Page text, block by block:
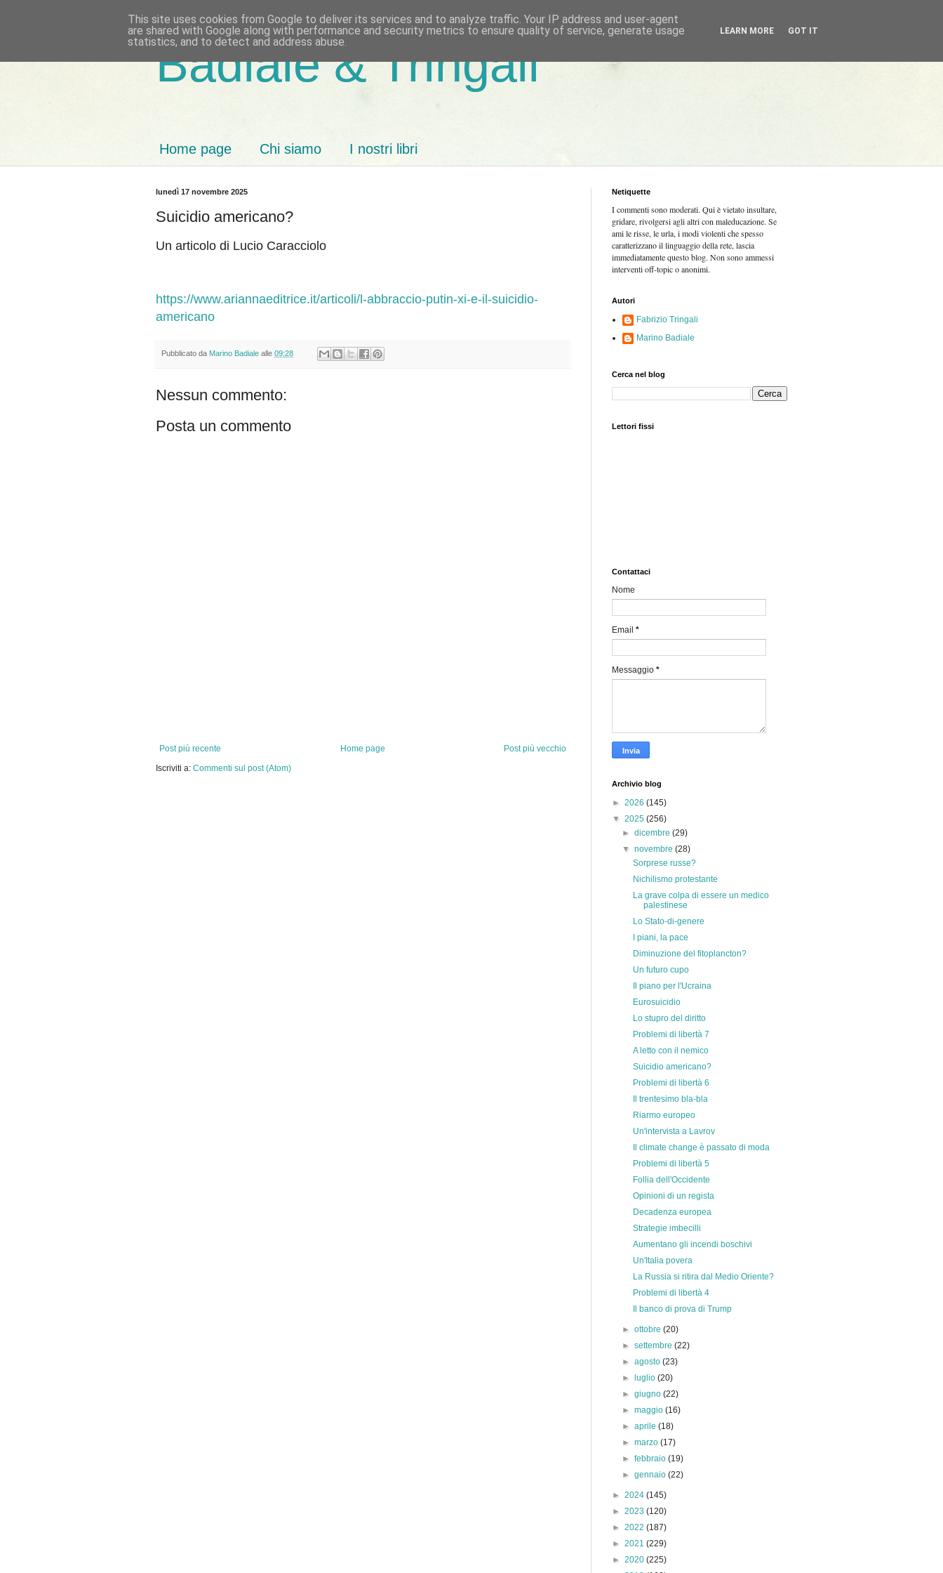
Badiale & Tringali
Home page Chi siamo I nostri libri
lunedì 17 novembre 2025
Suicidio americano?
Un articolo di Lucio Caracciolo
https://www.ariannaeditrice.it/articoli/l-abbraccio-putin-xi-e-il-suicidio-
americano
Pubblicato da Marino Badiale alle 09:28
Nessun commento:
Posta un commento
Post più recente Post più vecchio
Home page
Iscriviti a: Commenti sul post (Atom)
Netiquette
I commenti sono moderati. Qui è vietato insultare,
gridare, rivolgersi agli altri con maleducazione. Se
ami le risse, le urla, i modi violenti che spesso
caratterizzano il linguaggio della rete, lascia
immediatamente questo blog. Non sono ammessi
interventi off-topic o anonimi.
Autori
Fabrizio Tringali
Marino Badiale
Cerca nel blog
Lettori fissi
Contattaci
Nome
Email *
Messaggio *
Archivio blog
► 2026 (145)
▼ 2025 (256)
►dicembre(29)
▼novembre(28)
Sorprese russe?
Nichilismo protestante
La grave colpa di essere un medico
palestinese
Lo Stato-di-genere
I piani, la pace
Diminuzione del fitoplancton?
Un futuro cupo
Il piano per l'Ucraina
Eurosuicidio
Lo stupro del diritto
Problemi di libertà 7
A letto con il nemico
Suicidio americano?
Problemi di libertà 6
Il trentesimo bla-bla
Riarmo europeo
Un'intervista a Lavrov
Il climate change è passato di moda
Problemi di libertà 5
Follia dell'Occidente
Opinioni di un regista
Decadenza europea
Strategie imbecilli
Aumentano gli incendi boschivi
Un'Italia povera
La Russia si ritira dal Medio Oriente?
Problemi di libertà 4
Il banco di prova di Trump
►ottobre(20)
►settembre(22)
►agosto(23)
►
luglio(20)
►giugno(22)
►maggio(16)
►aprile(18)
►marzo(17)
►febbraio(19)
►gennaio(22)
► 2024 (145)
► 2023 (120)
► 2022 (187)
► 2021 (229)
► 2020 (225)
This site uses cookies from Google to deliver its services and to analyze traffic. Your IP address and user-agent
are shared with Google along with performance and security metrics to ensure quality of service, generate usage
statistics, and to detect and address abuse.
LEARN MORE GOT IT